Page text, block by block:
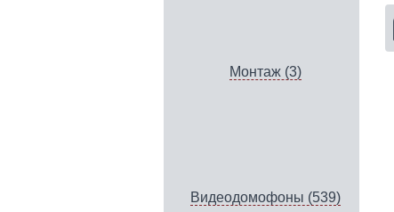
Монтаж (3)
Видеодомофоны (539)